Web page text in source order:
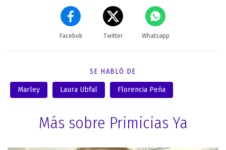
Facebok Twitter Whatsapp
SE HABLÓ DE
Marley Laura Ubfal Florencia Peña
Más sobre Primicias Ya